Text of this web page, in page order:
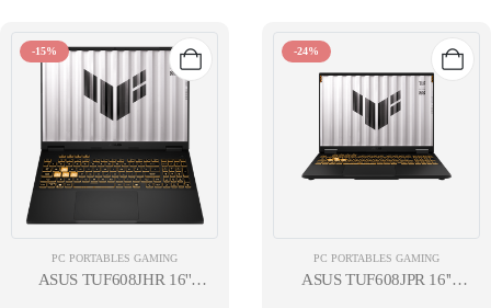
-15%
PC PORTABLES GAMING
ASUS TUF608JHR 16''
-24%
PC PORTABLES GAMING
ASUS TUF608JPR 16''